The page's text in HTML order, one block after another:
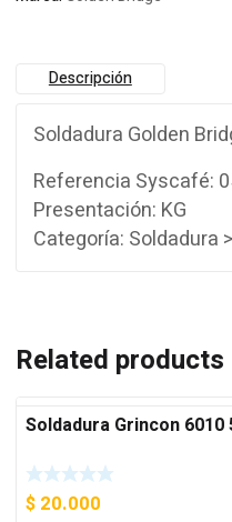
Descripción
Soldadura Golden
Referencia Syscafé:
Presentación: KG
Categoría: Soldadura
Related products
Soldadura Grincon 6010
$ 20.000